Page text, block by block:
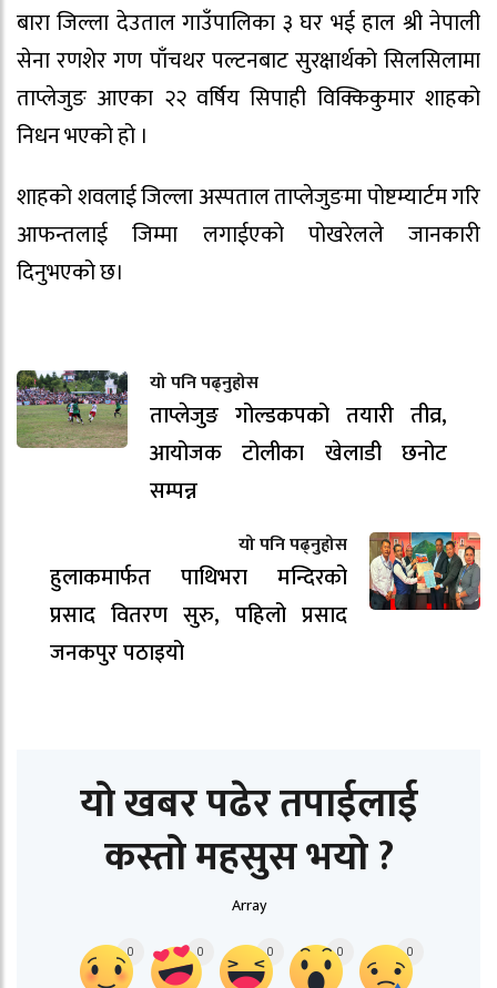
बारा जिल्ला देउताल गाउँपालिका ३ घर भई हाल श्री नेपाली
सेना रणशेर गण पाँचथर पल्टनबाट सुरक्षार्थको सिलसिलामा
ताप्लेजुङ आएका २२ वर्षिय सिपाही विक्किकुमार शाहको
निधन भएको हो ।
शाहको शवलाई जिल्ला अस्पताल ताप्लेजुङमा पोष्टम्यार्टम गरि
आफन्तलाई जिम्मा लगाईएको पोखरेलले जानकारी
दिनुभएको छ।
यो पनि पढ्नुहोस
ताप्लेजुङ गोल्डकपको तयारी तीव्र,
आयोजक टोलीका खेलाडी छनोट
सम्पन्न
यो पनि पढ्नुहोस
हुलाकमार्फत पाथिभरा मन्दिरको
प्रसाद वितरण सुरु, पहिलो प्रसाद
जनकपुर पठाइयो
यो खबर पढेर तपाईलाई
कस्तो महसुस भयो ?
Array
0 0 0 0 0